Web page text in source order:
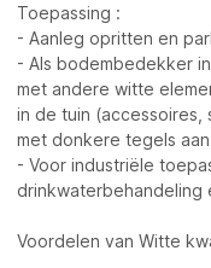
Toepassing :
- Aanleg opritten en
- Als bodembedekker
met andere witte
in de tuin
met donkere tegels
- Voor industriële
drinkwaterbehandeling
Voordelen van Witte